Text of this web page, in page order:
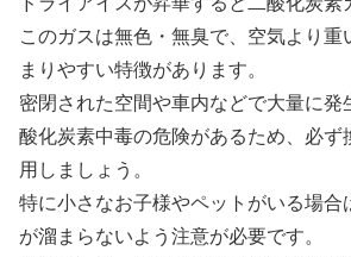
このガスは無色・無臭で、空気より重
まりやすい特徴があります。
密閉された空間や車内などで大量に発
酸化炭素中毒の危険があるため、必ず
用しましょう。
特に小さなお子様やペットがいる場合
が溜まらないよう注意が必要です。